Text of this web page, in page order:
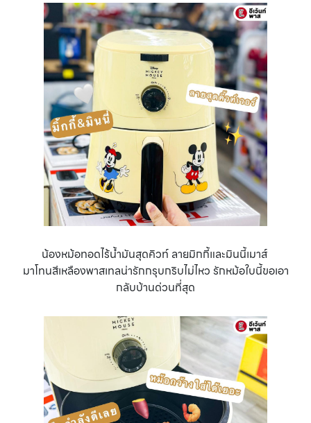
น้องหม้อทอดไร้น้ำมันสุดคิวท์ ลายมิกกี้และมินนี้เมาส์
มาโทนสีเหลืองพาสเทลน่ารักกรุบกริบไม่ไหว รักหม้อใบนี้ขอเอา
กลับบ้านด่วนที่สุด